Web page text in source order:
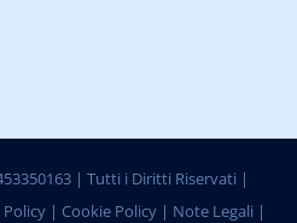
| Tutti i Diritti Riservati |
Policy| Cookie Policy| Note Legali |